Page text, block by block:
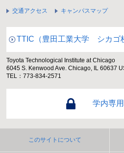
交通アクセス キャンパスマップ
TTIC（豊田工業大学 シカゴ
Toyota Technological Institute at Chicago
6045 S. Kenwood Ave. Chicago, IL 60637
TEL：773-834-2571
学内専
このサイトについて